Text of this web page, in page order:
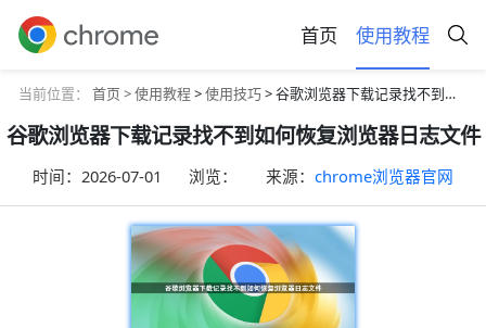
首页 使用教程
当前位置： 首页 >使用教程>使用技巧> 谷歌浏览器下载记录找不到如何恢复浏览器日志文件
谷歌浏览器下载记录找不到如何恢复浏览器日志文件
时间：2026-07-01 浏览： 来源： chrome浏览器官网